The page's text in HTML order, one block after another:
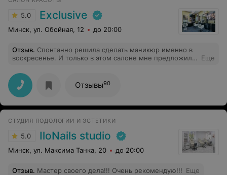
5.0 Exclusive
Минск, ул. Обойная, 12 до 20:00
Отзыв. Спонтанно решила сделать маникюр именно в
воскресенье. И только в этом салоне мне предложили
менеджера, и предложенная цена меня устроили.
Приехала в салон с чётким представлением, что я
хочу. Мастер Катерина внимательно выслушала меня,
но все таки предложила свой вариант работы, который
мне понравился. Спустя примерно 2 часа работы
посещения данного салона просто идеальны!
Рекомендую. Приходите в салон и вы останетесь
довольны работой мастеров!
Еще
Отзывы90
СТУДИЯ ПОДОЛОГИИ И ЭСТЕТИКИ
5.0 IloNails studio
Минск, ул. Максима Танка, 20 до 20:00
Отзыв. Мастер своего дела!!! Очень рекомендую!!! Еще